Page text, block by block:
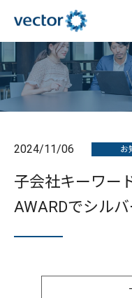
2024/11/06 お
子会社キーワー
AWARDでシル